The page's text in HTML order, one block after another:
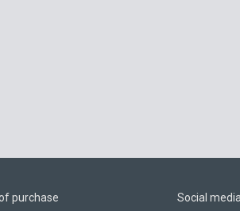
purchase
Social media